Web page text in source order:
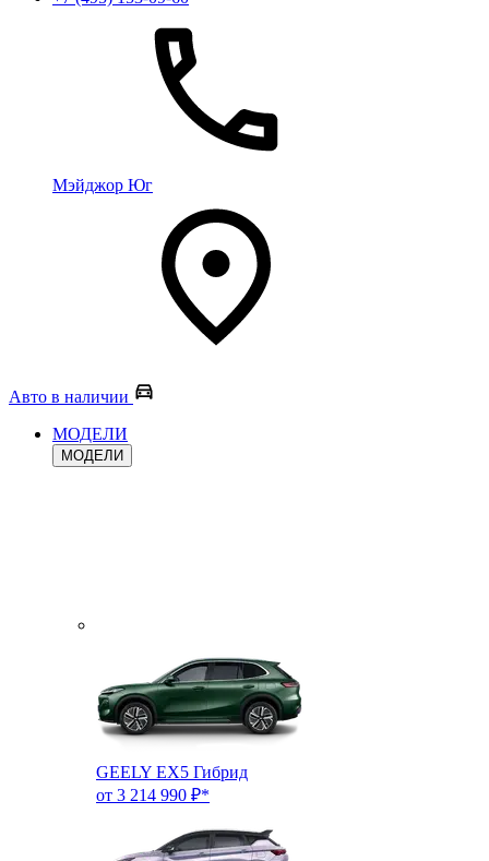
Мэйджор Юг
Авто в наличии
МОДЕЛИ
МОДЕЛИ
GEELY EX5 Гибрид
от 3 214 990 ₽*